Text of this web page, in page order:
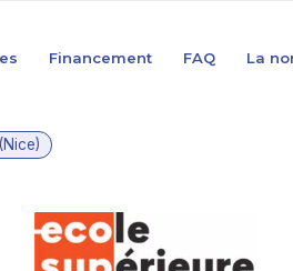
Financement FAQ La